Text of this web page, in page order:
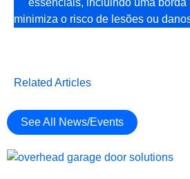
essenciais, incluindo uma
minimiza o risco de lesões ou
Related Articles
See All News/Events